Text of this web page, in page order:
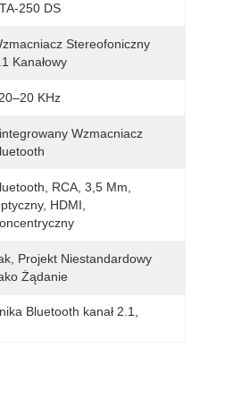
250 DS
Stereofoniczny
Kanałowy
20–20 KHz
Wzmacniacz
RCA, 3,5 Mm,
HDMI,
Projekt Niestandardowy
Żądanie
Bluetooth kanał 2.1